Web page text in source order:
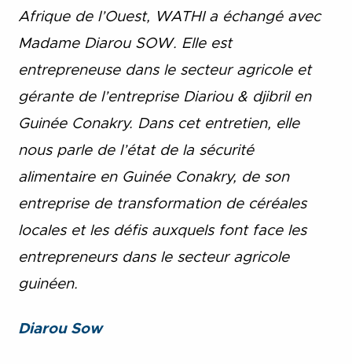
Afrique de l’Ouest, WATHI a échangé avec
Madame Diarou SOW. Elle est
entrepreneuse dans le secteur agricole et
gérante de l’entreprise Diariou & djibril en
Guinée Conakry. Dans cet entretien, elle
nous parle de l’état de la sécurité
alimentaire en Guinée Conakry, de son
entreprise de transformation de céréales
locales et les défis auxquels font face les
entrepreneurs dans le secteur agricole
guinéen.
Diarou Sow